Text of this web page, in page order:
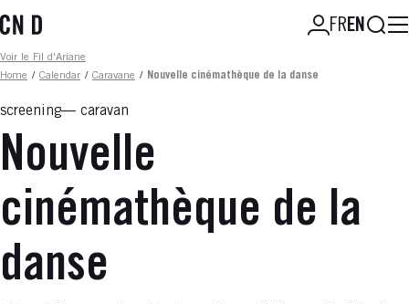
to
content
FREN
Fil d'ariane
Voir le Fil d'Ariane
Home / Calendar / Caravane / Nouvelle cinémathèque de la danse
screening caravan
Nouvelle
cinémathèque de la
danse